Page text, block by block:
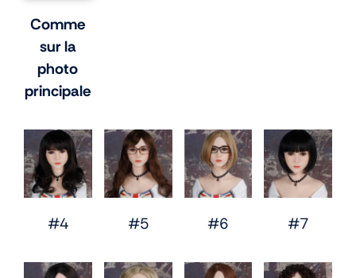
Comme
sur la
photo
principale
#4 #5 #6 #7